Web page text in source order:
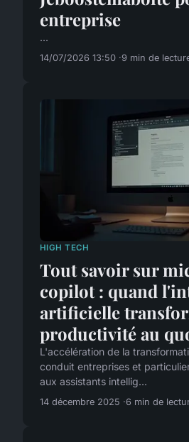
entreprise
...
14/07/2026 13:50 9 min de
HIGH TECH
Tout savoir sur
copilot : quand
artificielle
productivité au
L'accélération de la
conduit entreprises et
aux assistants intellig...
14 décembre 2025 6 min de